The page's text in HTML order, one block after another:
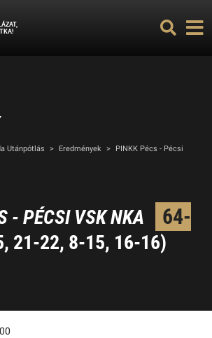
Utánpótlás > Eredmények >
PINKK Pécs - Pécsi
- PÉCSI VSK NKA
64-
21-22, 8-15, 16-16)